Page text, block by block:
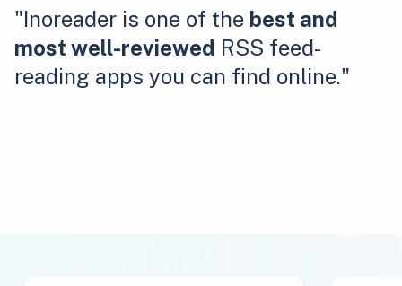
"Inoreader is one of the best and
most well-reviewed RSS feed-
reading apps you can find online."